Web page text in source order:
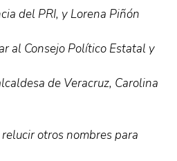
del PRI, y Lorena Piñón
al Consejo Político Estatal y
de Veracruz, Carolina
otros nombres para